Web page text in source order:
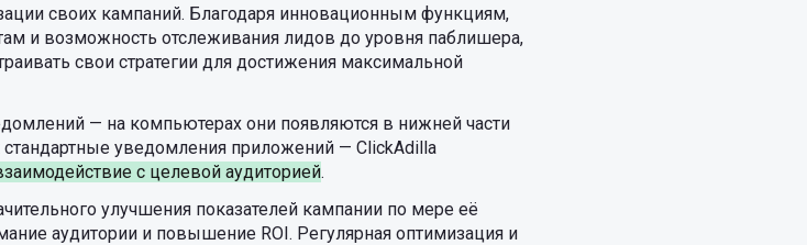
своих кампаний. Благодаря инновационным функциям,
и возможность отслеживания лидов до уровня паблишера,
свои стратегии для достижения максимальной
— на компьютерах они появляются в нижней части
стандартные уведомления приложений — ClickAdilla
с целевой аудиторией.
улучшения показателей кампании по мере её
аудитории и повышение ROI. Регулярная оптимизация и